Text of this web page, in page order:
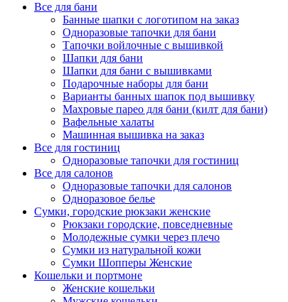
Все для бани
Банные шапки с логотипом на заказ
Одноразовые тапочки для бани
Тапочки войлочные с вышивкой
Шапки для бани
Шапки для бани с вышивками
Подарочные наборы для бани
Варианты банных шапок под вышивку
Махровые парео для бани (килт для бани)
Вафельные халаты
Машинная вышивка на заказ
Все для гостиниц
Одноразовые тапочки для гостиниц
Все для салонов
Одноразовые тапочки для салонов
Одноразовое белье
Сумки, городские рюкзаки женские
Рюкзаки городские, повседневные
Молодежные сумки через плечо
Сумки из натуральной кожи
Сумки Шопперы Женские
Кошельки и портмоне
Женские кошельки